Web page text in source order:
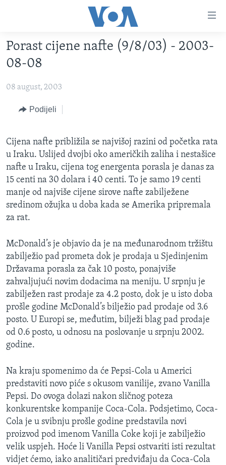
glavni
sadržaj
na
navigaciju
na
pretragu
TV PROGRAM
FOTOGRAFIJE DANA
VIJESTI
BOSNA I HERCEGOVINA
SVIJET
SPECIJALNI PROJEKTI
KORUPCIJA
SLOBODA MEDIJA
ŽENSKA STRANA
IZBJEGLIČKA STRANA
O GLASU AMERIKE
Learning English
PRATITE NAS
Porast cijene nafte (9/8/03) - 2003-
08-08
08 august, 2003
Podijeli
Cijena nafte približila se najvišoj razini od početka rata
u Iraku. Uslijed dvojbi oko američkih zaliha i nestašice
nafte u Iraku, cijena tog energenta porasla je danas za
15 centi na 30 dolara i 40 centi. To je samo 19 centi
manje od najviše cijene sirove nafte zabilježene
sredinom ožujka u doba kada se Amerika pripremala
za rat.
McDonald’s je objavio da je na međunarodnom tržištu
zabilježio pad prometa dok je prodaja u Sjedinjenim
Državama porasla za čak 10 posto, ponajviše
zahvaljujući novim dodacima na meniju. U srpnju je
zabilježen rast prodaje za 4.2 posto, dok je u isto doba
prošle godine McDonald’s bilježio pad prodaje od 3.6
posto. U Europi se, međutim, bilježi blag pad prodaje
od 0.6 posto, u odnosu na poslovanje u srpnju 2002.
godine.
Na kraju spomenimo da će Pepsi-Cola u Americi
predstaviti novo piće s okusom vanilije, zvano Vanilla
Pepsi. Do ovoga dolazi nakon sličnog poteza
konkurentske kompanije Coca-Cola. Podsjetimo, Coca-
Cola je u svibnju prošle godine predstavila novi
proizvod pod imenom Vanilla Coke koji je zabilježio
velik uspjeh. Hoće li Vanilla Pepsi ostvariti isti rezultat
vidjet ćemo, iako analitičari predviđaju da Coca-Cola